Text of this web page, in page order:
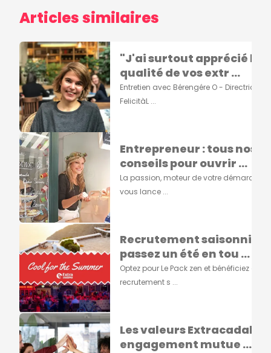
Articles similaires
"J'ai surtout apprécié la
qualité de vos extr ...
Entretien avec Bérengére O - Directrice
FelicitàL ...
Entrepreneur : tous nos
conseils pour ouvrir ...
La passion, moteur de votre
vous lance ...
Recrutement saisonnier :
passez un été en tou ...
Optez pour Le Pack zen et bénéficiez d'un
recrutement s ...
Les valeurs
engagement mutue ...